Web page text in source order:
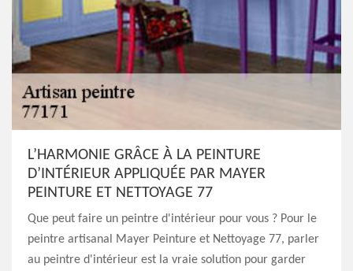
L’HARMONIE GRÂCE À LA PEINTURE
D’INTÉRIEUR APPLIQUÉE PAR MAYER
PEINTURE ET NETTOYAGE 77
Que peut faire un peintre d'intérieur pour vous ? Pour le
peintre artisanal Mayer Peinture et Nettoyage 77, parler
au peintre d'intérieur est la vraie solution pour garder